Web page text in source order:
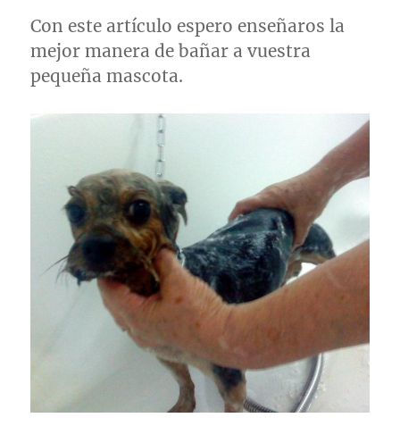
Con este artículo espero enseñaros la
mejor manera de bañar a vuestra
pequeña mascota.